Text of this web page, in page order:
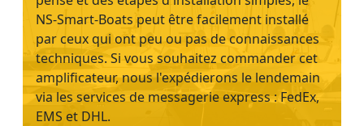
NS-Smart-Boats peut être facilement installé
par ceux qui ont peu ou pas de connaissances
techniques. Si vous souhaitez commander cet
amplificateur, nous l'expédierons le lendemain
via les services de messagerie express : FedEx,
EMS et DHL.